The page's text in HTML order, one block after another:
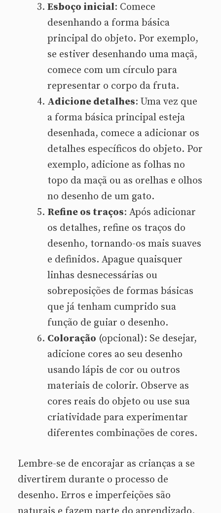
Esboço inicial: Comece
desenhando a forma básica
principal do objeto. Por exemplo,
se estiver desenhando uma maçã,
comece com um círculo para
representar o corpo da fruta.
Adicione detalhes: Uma vez que
a forma básica principal esteja
desenhada, comece a adicionar os
detalhes específicos do objeto. Por
exemplo, adicione as folhas no
topo da maçã ou as orelhas e olhos
no desenho de um gato.
Refine os traços: Após adicionar
os detalhes, refine os traços do
desenho, tornando-os mais suaves
e definidos. Apague quaisquer
linhas desnecessárias ou
sobreposições de formas básicas
que já tenham cumprido sua
função de guiar o desenho.
Coloração (opcional): Se desejar,
adicione cores ao seu desenho
usando lápis de cor ou outros
materiais de colorir. Observe as
cores reais do objeto ou use sua
criatividade para experimentar
diferentes combinações de cores.
Lembre-se de encorajar as crianças a se
divertirem durante o processo de
desenho. Erros e imperfeições são